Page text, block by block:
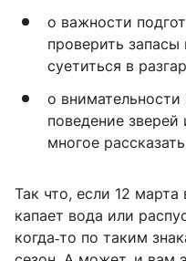
о важности
проверить
суетиться в
о
поведение
многое
Так что, если 12
капает вода или
когда‑то по таким